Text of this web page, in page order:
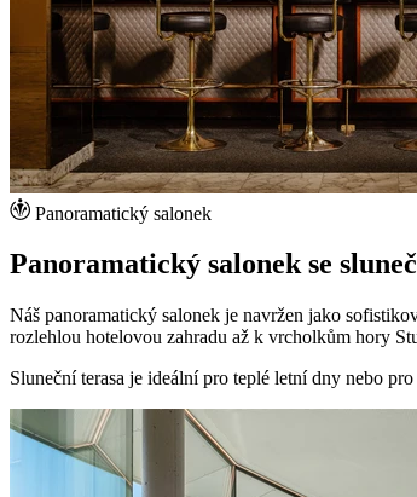
Panoramatický salonek
Panoramatický salonek se
Náš panoramatický salonek je navržen jako
rozlehlou hotelovou zahradu až k vrcholkům hory
Sluneční terasa je ideální pro teplé letní dny nebo